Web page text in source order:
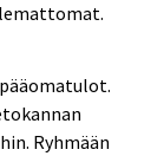
Ryhmään